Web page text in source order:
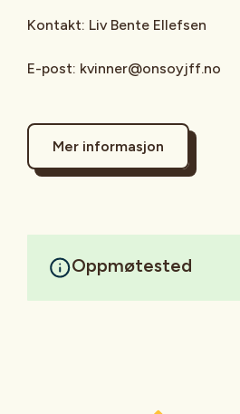
Kontakt: Liv Bente Ellefsen
E-post: kvinner@onsoyjff.no
Mer informasjon
Oppmøtested